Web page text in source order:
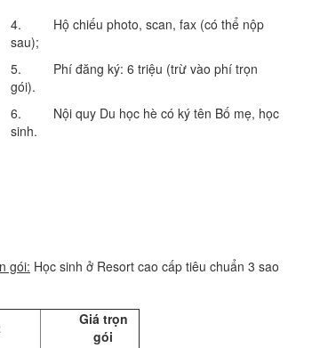
4. Hộ chiếu photo, scan, fax (có thể nộp
sau);
5. Phí đăng ký: 6 triệu (trừ vào phí trọn
gói).
6. Nội quy Du học hè có ký tên Bố mẹ, học
sinh.
gói: Học sinh ở Resort cao cấp tiêu chuẩn 3 sao
Giá trọn
gói